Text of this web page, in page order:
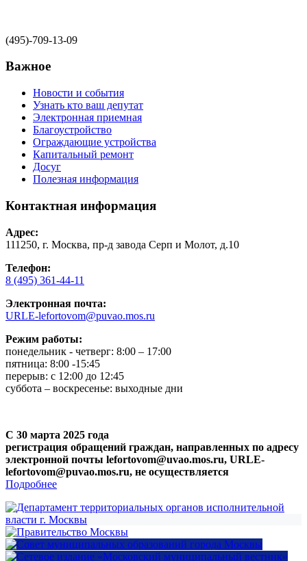
(495)-709-13-09
Важное
Новости и события
Узнать кто ваш депутат
Электронная приемная
Благоустройство
Ограждающие устройства
Капитальный ремонт
Досуг
Полезная информация
Контактная информация
Адрес:
111250, г. Москва, пр-д завода Серп и Молот, д.10
Телефон:
8 (495) 361-44-11
Электронная почта:
URLE-lefortovom@puvao.mos.ru
Режим работы:
понедельник - четверг: 8:00 – 17:00
пятница: 8:00 -15:45
перерыв: с 12:00 до 12:45
суббота – воскресенье: выходные дни
С 30 марта 2025 года
регистрация обращений граждан, направленных по адресу
электронной почты lefortovom@uvao.mos.ru, URLE-
lefortovom@puvao.mos.ru, не осуществляется
Подробнее